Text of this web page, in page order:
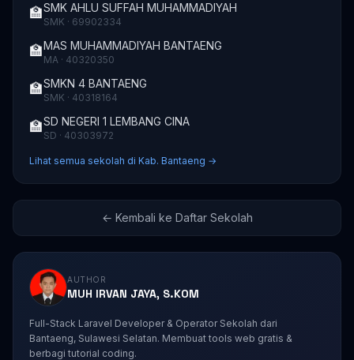
🏫SMK AHLU SUFFAH MUHAMMADIYAH
SMK · 69902334
🏫MAS MUHAMMADIYAH BANTAENG
MA · 40320350
🏫SMKN 4 BANTAENG
SMK · 40318164
🏫SD NEGERI 1 LEMBANG CINA
SD · 40303972
Lihat semua sekolah di Kab. Bantaeng →
← Kembali ke Daftar Sekolah
AUTHOR
MUH IRVAN JAYA, S.KOM
Full-Stack Laravel Developer & Operator Sekolah dari
Bantaeng, Sulawesi Selatan. Membuat tools web gratis &
berbagi tutorial coding.